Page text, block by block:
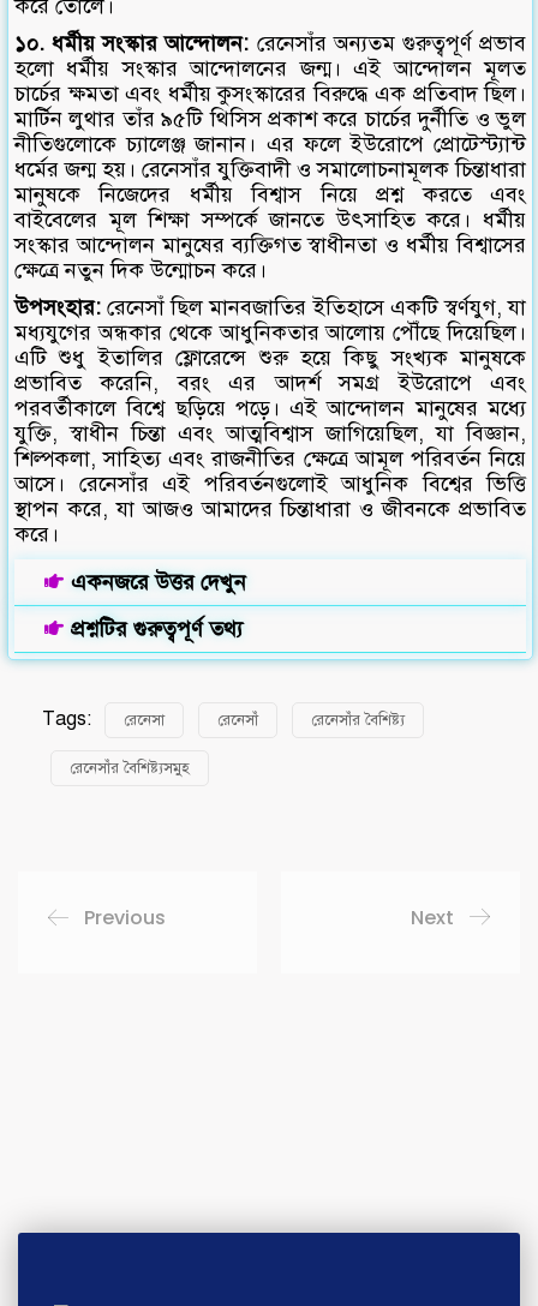
করে তোলে।
১০. ধর্মীয় সংস্কার আন্দোলন: রেনেসাঁর অন্যতম গুরুত্বপূর্ণ প্রভাব
হলো ধর্মীয় সংস্কার আন্দোলনের জন্ম। এই আন্দোলন মূলত
চার্চের ক্ষমতা এবং ধর্মীয় কুসংস্কারের বিরুদ্ধে এক প্রতিবাদ ছিল।
মার্টিন লুথার তাঁর ৯৫টি থিসিস প্রকাশ করে চার্চের দুর্নীতি ও ভুল
নীতিগুলোকে চ্যালেঞ্জ জানান। এর ফলে ইউরোপে প্রোটেস্ট্যান্ট
ধর্মের জন্ম হয়। রেনেসাঁর যুক্তিবাদী ও সমালোচনামূলক চিন্তাধারা
মানুষকে নিজেদের ধর্মীয় বিশ্বাস নিয়ে প্রশ্ন করতে এবং
বাইবেলের মূল শিক্ষা সম্পর্কে জানতে উৎসাহিত করে। ধর্মীয়
সংস্কার আন্দোলন মানুষের ব্যক্তিগত স্বাধীনতা ও ধর্মীয় বিশ্বাসের
ক্ষেত্রে নতুন দিক উন্মোচন করে।
উপসংহার:রেনেসাঁ ছিল মানবজাতির ইতিহাসে একটি স্বর্ণযুগ, যা
মধ্যযুগের অন্ধকার থেকে আধুনিকতার আলোয় পৌঁছে দিয়েছিল।
এটি শুধু ইতালির ফ্লোরেন্সে শুরু হয়ে কিছু সংখ্যক মানুষকে
প্রভাবিত করেনি, বরং এর আদর্শ সমগ্র ইউরোপে এবং
পরবর্তীকালে বিশ্বে ছড়িয়ে পড়ে। এই আন্দোলন মানুষের মধ্যে
যুক্তি, স্বাধীন চিন্তা এবং আত্মবিশ্বাস জাগিয়েছিল, যা বিজ্ঞান,
শিল্পকলা, সাহিত্য এবং রাজনীতির ক্ষেত্রে আমূল পরিবর্তন নিয়ে
আসে। রেনেসাঁর এই পরিবর্তনগুলোই আধুনিক বিশ্বের ভিত্তি
স্থাপন করে, যা আজও আমাদের চিন্তাধারা ও জীবনকে প্রভাবিত
করে।
একনজরে উত্তর দেখুন
প্রশ্নটির গুরুত্বপূর্ণ তথ্য
Tags: রেনেসা রেনেসাঁ রেনেসাঁর বৈশিষ্ট্য
রেনেসাঁর বৈশিষ্ট্যসমুহ
Previous Next